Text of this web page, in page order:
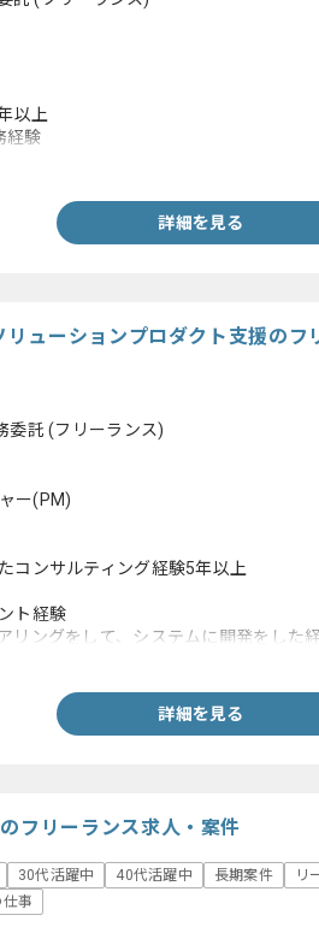
以上
経験
詳細を見る
リューションプロダクト支援のフ
委託(フリーランス)
ー(PM)
コンサルティング経験5年以上
ト経験
リングをして、システムに開発をした
詳細を見る
フリーランス求人・案件
30代活躍中 40代活躍中 長期案件
リ
事